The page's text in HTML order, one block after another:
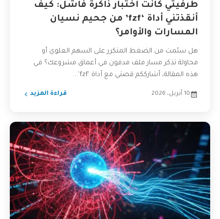
طرفيتي كانت اختبار ذاكرة فاشل: كيف
أنقذتني أداة ‘fzf’ من جحيم نسيان
المسارات والأوامر؟
هل سئمت من الضغط المتكرر على السهم العلوي أو
محاولة تذكر مسار ملف مدفون في أعماق مشروعك؟ في
هذه المقالة، أشارككم قصتي مع أداة 'fzf'...
10 أبريل، 2026 قراءة المزيد